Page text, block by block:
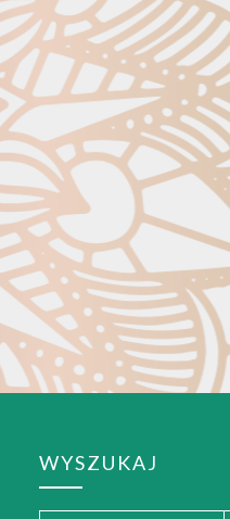
WYSZUKAJ